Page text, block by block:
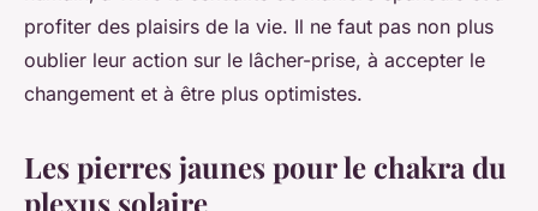
profiter des plaisirs de la vie. Il ne faut pas non plus
oublier leur action sur le lâcher-prise, à accepter le
changement et à être plus optimistes.
Les pierres jaunes pour le chakra du
plexus solaire